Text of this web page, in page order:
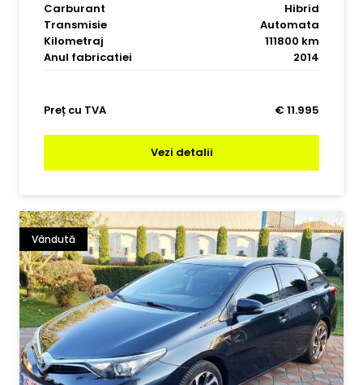
Carburant
Hibrid
Transmisie
Automata
Kilometraj
111800 km
Anul fabricatiei
2014
Preț cu TVA € 11.995
Vezi detalii
Vândută